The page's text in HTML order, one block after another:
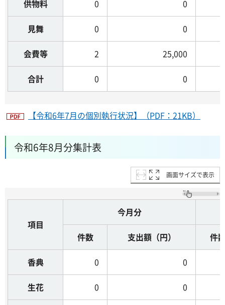
供物料 0 0
見舞 0 0
会費等 2 25,000
合計 0 0
【令和6年7月の個別執行状況】（PDF：21KB）
令和6年8月分集計表
画面サイズで表示
項目
今月分
件数 支出額（円） 件
香典 0 0
生花 0 0